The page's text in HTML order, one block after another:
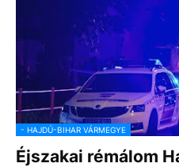
- HAJDÚ-BIHAR VÁRMEGYE
Éjszakai rémálom